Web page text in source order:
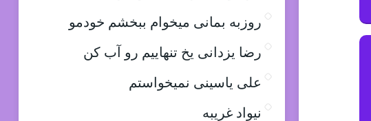
روزبه بمانی میخوام ببخشم خودمو
رضا یزدانی یخ تنهاییم رو آب کن
علی یاسینی نمیخواستم
نیواد غریبه